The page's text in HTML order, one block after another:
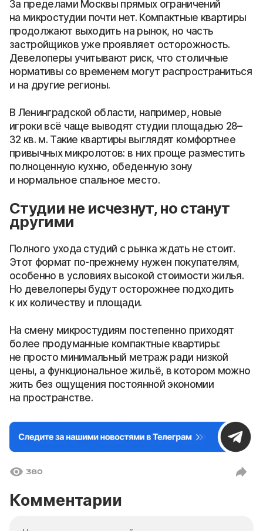
За пределами Москвы прямых ограничений
на микростудии почти нет. Компактные квартиры
продолжают выходить на рынок, но часть
застройщиков уже проявляет осторожность.
Девелоперы учитывают риск, что столичные
нормативы со временем могут распространиться
и на другие регионы.
В Ленинградской области, например, новые
игроки всё чаще выводят студии площадью 28–
32 кв. м. Такие квартиры выглядят комфортнее
привычных микролотов: в них проще разместить
полноценную кухню, обеденную зону
и нормальное спальное место.
Студии не исчезнут, но станут
другими
Полного ухода студий с рынка ждать не стоит.
Этот формат по-прежнему нужен покупателям,
особенно в условиях высокой стоимости жилья.
Но девелоперы будут осторожнее подходить
к их количеству и площади.
На смену микростудиям постепенно приходят
более продуманные компактные квартиры:
не просто минимальный метраж ради низкой
цены, а функциональное жильё, в котором можно
жить без ощущения постоянной экономии
на пространстве.
380
Комментарии